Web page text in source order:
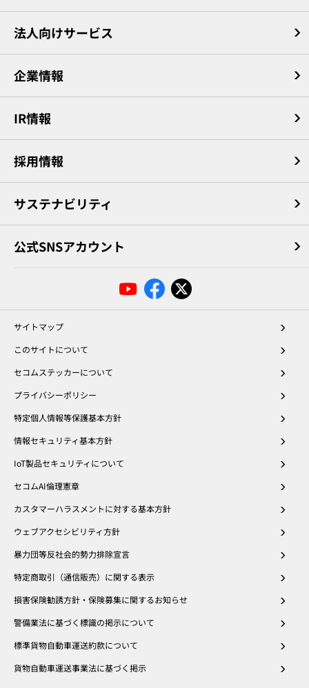
法人向けサービス
企業情報
IR情報
採用情報
サステナビリティ
公式SNSアカウント
サイトマップ
このサイトについて
セコムステッカーについて
プライバシーポリシー
特定個人情報等保護基本方針
情報セキュリティ基本方針
IoT製品セキュリティについて
セコムAI倫理憲章
カスタマーハラスメントに対する基本方針
ウェブアクセシビリティ方針
暴力団等反社会的勢力排除宣言
特定商取引（通信販売）に関する表示
損害保険勧誘方針・保険募集に関するお知らせ
警備業法に基づく標識の掲示について
標準貨物自動車運送約款について
貨物自動車運送事業法に基づく掲示